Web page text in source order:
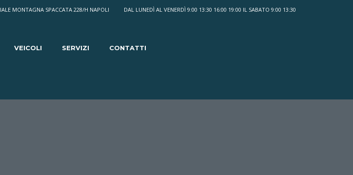
DAL LUNEDÌ AL VENERDÌ 9:00 13:30 16:00 19:00 IL SABATO 9:00 13:30
MONTAGNA SPACCATA 228/H NAPOLI
VEICOLI SERVIZI CONTATTI